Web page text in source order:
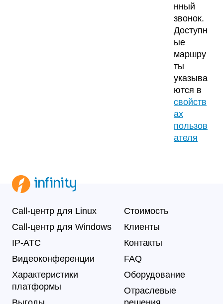
нный
звонок.
Доступн
ые
маршру
ты
указыва
ются в
свойств
ах
пользов
ателя
Call-центр для Linux
Call-центр для Windows
IP-АТС
Видеоконференции
Характеристики
платформы
Стоимость
Клиенты
Контакты
FAQ
Оборудование
Отраслевые